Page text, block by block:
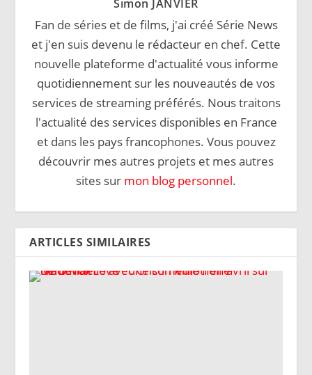
Simon JANVIER
Fan de séries et de films, j'ai créé Série News
et j'en suis devenu le rédacteur en chef. Cette
nouvelle plateforme d'actualité vous informe
quotidiennement sur les nouveautés de vos
services de streaming préférés. Nous traitons
l'actualité des services disponibles en France
et dans les pays francophones. Vous pouvez
découvrir mes autres projets et mes autres
sites sur mon blog personnel.
ARTICLES SIMILAIRES